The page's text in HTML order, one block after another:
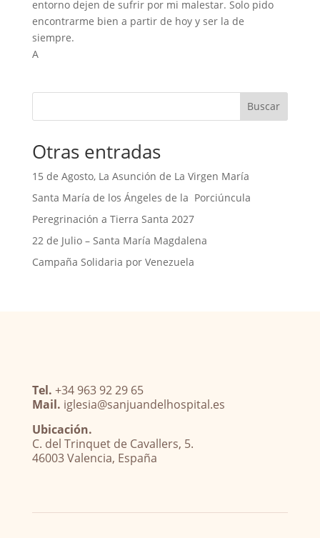
entorno dejen de sufrir por mi malestar. Solo pido
encontrarme bien a partir de hoy y ser la de
siempre.
A
Buscar
Otras entradas
15 de Agosto, La Asunción de La Virgen María
Santa María de los Ángeles de la Porciúncula
Peregrinación a Tierra Santa 2027
22 de Julio – Santa María Magdalena
Campaña Solidaria por Venezuela
Tel. +34 963 92 29 65
Mail. iglesia@sanjuandelhospital.es
Ubicación.
C. del Trinquet de Cavallers, 5.
46003 Valencia, España